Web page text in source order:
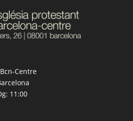
Centre
11:00